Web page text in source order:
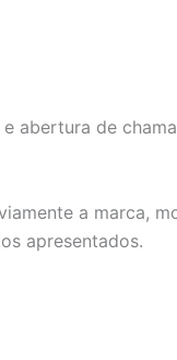
abertura de
a marca,
apresentados.